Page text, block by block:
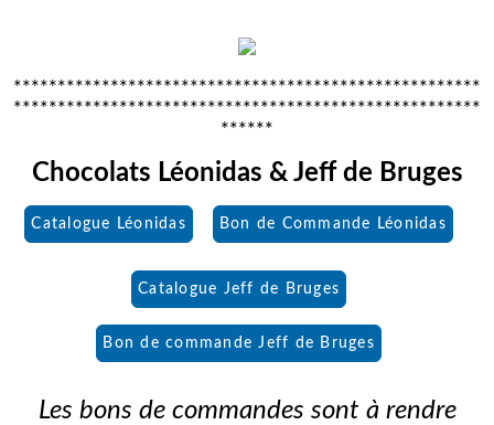
*****************************************************
*****************************************************
******
Chocolats Léonidas & Jeff de Bruges
Catalogue Léonidas Bon de Commande Léonidas
Catalogue Jeff de Bruges
Bon de commande Jeff de Bruges
Les bons de commandes sont à rendre